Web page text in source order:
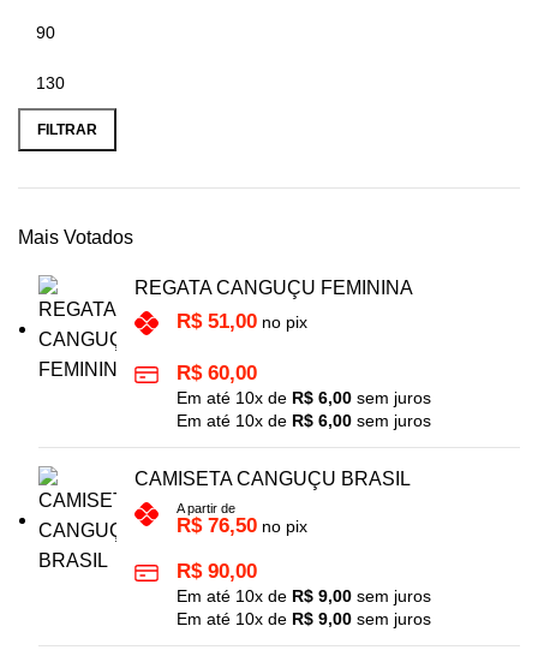
FILTRAR
Mais Votados
REGATA CANGUÇU FEMININA
R$51,00 no pix
R$60,00
Em até 10x de R$ 6,00 sem juros
Em até 10x de R$ 6,00 sem juros
CAMISETA CANGUÇU BRASIL
A partir de
R$76,50 no pix
R$90,00
Em até 10x de R$ 9,00 sem juros
Em até 10x de R$ 9,00 sem juros